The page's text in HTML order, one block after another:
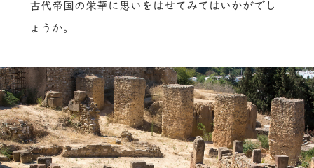
古代帝国の栄華に思いをはせてみてはいかがでし
ょうか。